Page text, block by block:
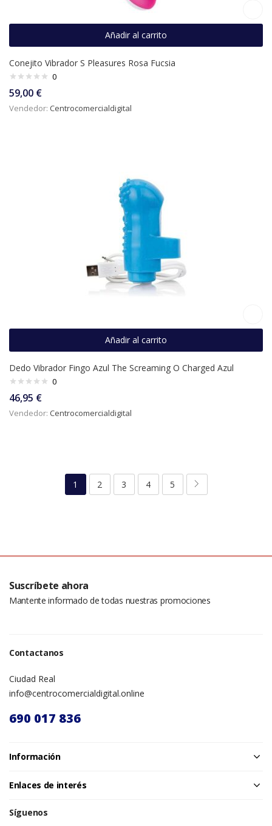
Añadir al carrito
Conejito Vibrador S Pleasures Rosa Fucsia
0
59,00 €
Vendedor: Centrocomercialdigital
Añadir al carrito
Dedo Vibrador Fingo Azul The Screaming O Charged Azul
0
46,95 €
Vendedor: Centrocomercialdigital
1 2 3 4 5
Suscríbete ahora
Mantente informado de todas nuestras promociones
Contactanos
Ciudad Real
info@centrocomercialdigital.online
690 017 836
Información
Enlaces de interés
Síguenos